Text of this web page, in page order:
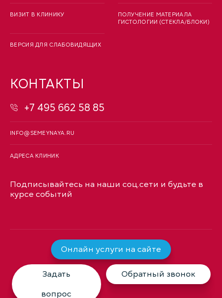
ВИЗИТ В КЛИНИКУ
ВЕРСИЯ ДЛЯ СЛАБОВИДЯЩИХ
ПОЛУЧЕНИЕ МАТЕРИАЛА
ГИСТОЛОГИИ (СТЕКЛА/БЛОКИ)
КОНТАКТЫ
+7 495 662 58 85
INFO@SEMEYNAYA.RU
АДРЕСА КЛИНИК
Подписывайтесь на наши соц.сети и будьте в
курсе событий
Онлайн услуги на сайте
Задать
вопрос
Обратный звонок